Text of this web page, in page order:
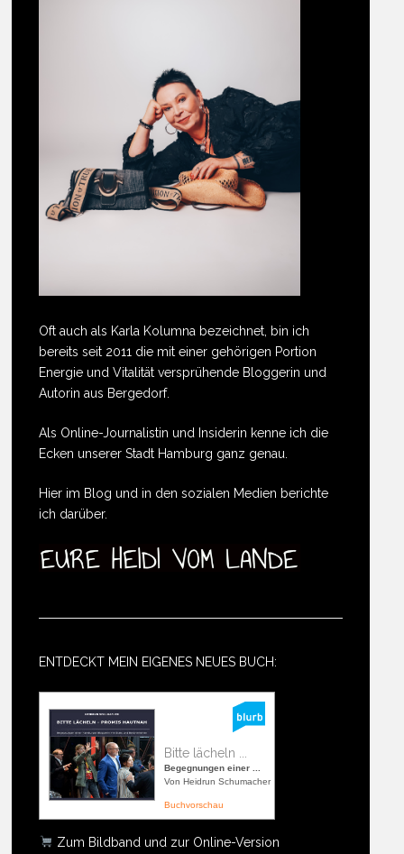
Oft auch als Karla Kolumna bezeichnet, bin ich
bereits seit 2011 die mit einer gehörigen Portion
Energie und Vitalität versprühende Bloggerin und
Autorin aus Bergedorf.
Als Online-Journalistin und Insiderin kenne ich die
Ecken unserer Stadt Hamburg ganz genau.
Hier im Blog und in den sozialen Medien berichte
ich darüber.
ENTDECKT MEIN EIGENES NEUES BUCH:
Bitte lächeln ...
Begegnungen einer ...
Von Heidrun Schumacher
Buchvorschau
Zum Bildband und zur Online-Version